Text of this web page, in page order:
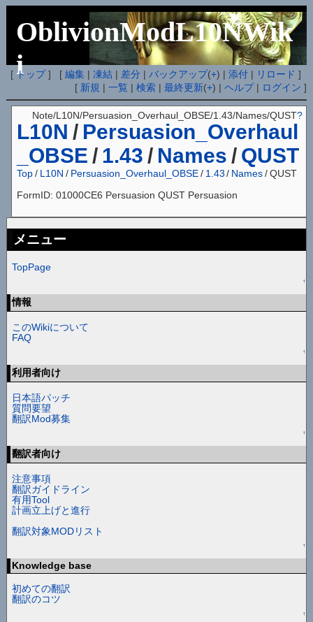
OblivionModL10NWik
i
[ トップ] [編集 |凍結 | 差分 |バックアップ(+) |添付 | リロード ]
[ 新規 |一覧 |検索 |最終更新(+) |ヘルプ| ログイン ]
L10N / Persuasion_Overhaul
_OBSE / 1.43 / Names / QUST
Note/L10N/Persuasion_Overhaul_OBSE/1.43/Names/QUST?
Top / L10N / Persuasion_Overhaul_OBSE/ 1.43 / Names /QUST
FormID: 01000CE6 Persuasion QUST Persuasion
メニュー
TopPage
↑
情報
このWikiについて
FAQ
↑
利用者向け
日本語パッチ
質問要望
翻訳Mod募集
↑
翻訳者向け
注意事項
翻訳ガイドライン
有用Tool
計画立上げと進行
翻訳対象MODリスト
↑
Knowledge base
初めての翻訳
翻訳のコツ
↑